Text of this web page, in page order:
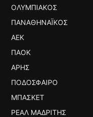
ΟΛΥΜΠΙΑΚΌΣ
ΠΑΝΑΘΗΝΑΪΚΌΣ
ΑΕΚ
ΠΑΟΚ
ΆΡΗΣ
ΠΟΔΌΣΦΑΙΡΟ
ΜΠΆΣΚΕΤ
ΡΕΆΛ ΜΑΔΡΊΤΗΣ